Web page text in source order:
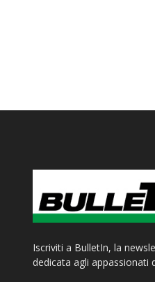
Iscriviti a BulletIn, la
dedicata agli appassionati